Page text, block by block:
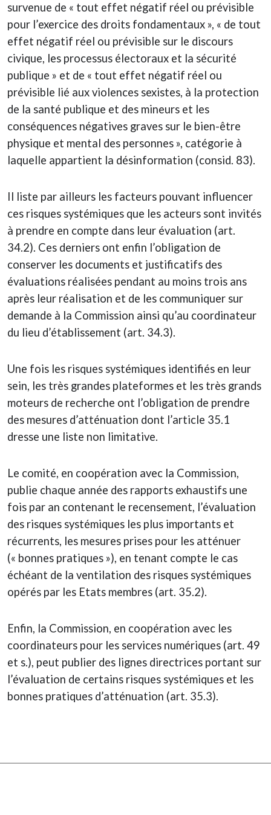
survenue de « tout effet négatif réel ou prévisible
pour l’exercice des droits fondamentaux », « de tout
effet négatif réel ou prévisible sur le discours
civique, les processus électoraux et la sécurité
publique » et de « tout effet négatif réel ou
prévisible lié aux violences sexistes, à la protection
de la santé publique et des mineurs et les
conséquences négatives graves sur le bien-être
physique et mental des personnes », catégorie à
laquelle appartient la désinformation (consid. 83).
Il liste par ailleurs les facteurs pouvant influencer
ces risques systémiques que les acteurs sont invités
à prendre en compte dans leur évaluation (art.
34.2). Ces derniers ont enfin l’obligation de
conserver les documents et justificatifs des
évaluations réalisées pendant au moins trois ans
après leur réalisation et de les communiquer sur
demande à la Commission ainsi qu’au coordinateur
du lieu d’établissement (art. 34.3).
Une fois les risques systémiques identifiés en leur
sein, les très grandes plateformes et les très grands
moteurs de recherche ont l’obligation de prendre
des mesures d’atténuation dont l’article 35.1
dresse une liste non limitative.
Le comité, en coopération avec la Commission,
publie chaque année des rapports exhaustifs une
fois par an contenant le recensement, l’évaluation
des risques systémiques les plus importants et
récurrents, les mesures prises pour les atténuer
(« bonnes pratiques »), en tenant compte le cas
échéant de la ventilation des risques systémiques
opérés par les Etats membres (art. 35.2).
Enfin, la Commission, en coopération avec les
coordinateurs pour les services numériques (art. 49
et s.), peut publier des lignes directrices portant sur
l’évaluation de certains risques systémiques et les
bonnes pratiques d’atténuation (art. 35.3).